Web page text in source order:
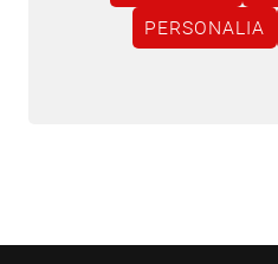
PERSONALIA